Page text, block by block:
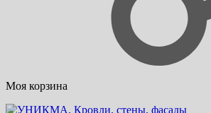
Моя корзина